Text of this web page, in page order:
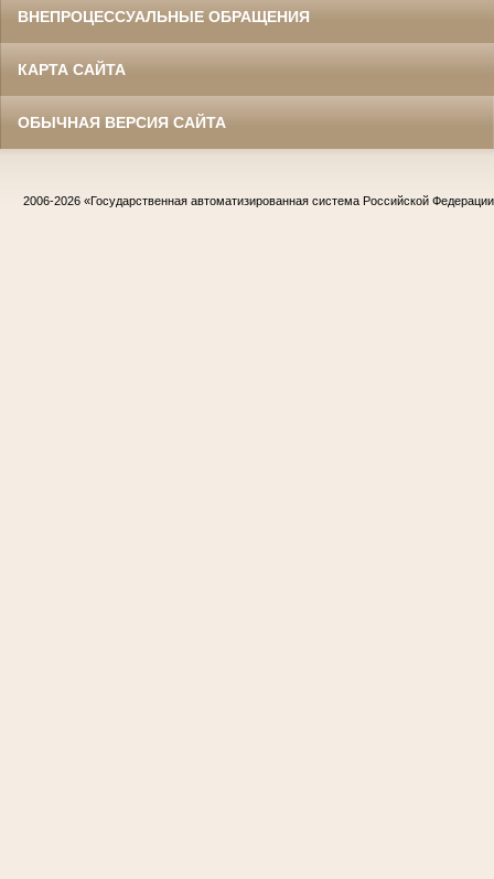
ВНЕПРОЦЕССУАЛЬНЫЕ ОБРАЩЕНИЯ
КАРТА САЙТА
ОБЫЧНАЯ ВЕРСИЯ САЙТА
2006-2026 «Государственная автоматизированная система Российской